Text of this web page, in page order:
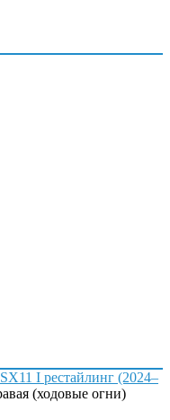
I рестайлинг (2024–
(ходовые огни)